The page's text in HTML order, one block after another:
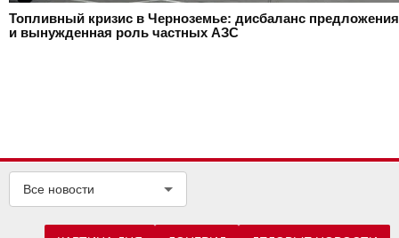
Топливный кризис в Черноземье: дисбаланс предложения
и вынужденная роль частных АЗС
Все новости